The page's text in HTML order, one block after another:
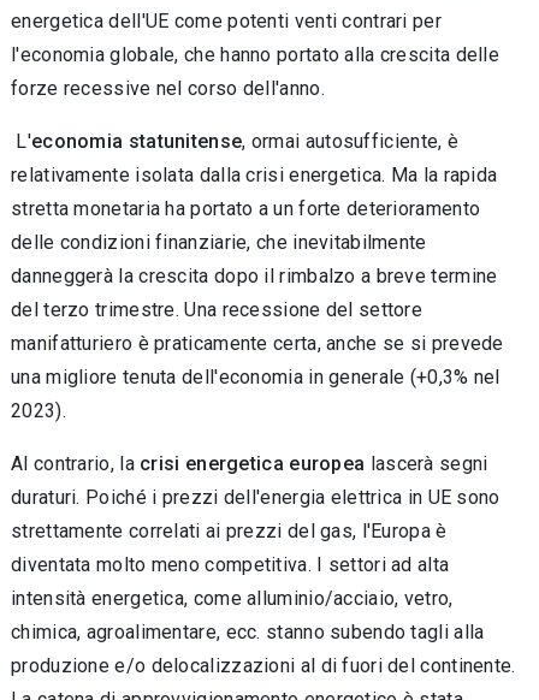
energetica dell'UE come potenti venti contrari per
l'economia globale, che hanno portato alla crescita delle
forze recessive nel corso dell'anno.
L'economia statunitense, ormai autosufficiente, è
relativamente isolata dalla crisi energetica. Ma la rapida
stretta monetaria ha portato a un forte deterioramento
delle condizioni finanziarie, che inevitabilmente
danneggerà la crescita dopo il rimbalzo a breve termine
del terzo trimestre. Una recessione del settore
manifatturiero è praticamente certa, anche se si prevede
una migliore tenuta dell'economia in generale (+0,3% nel
2023).
Al contrario, la crisi energetica europea lascerà segni
duraturi. Poiché i prezzi dell'energia elettrica in UE sono
strettamente correlati ai prezzi del gas, l'Europa è
diventata molto meno competitiva. I settori ad alta
intensità energetica, come alluminio/acciaio, vetro,
chimica, agroalimentare, ecc. stanno subendo tagli alla
produzione e/o delocalizzazioni al di fuori del continente.